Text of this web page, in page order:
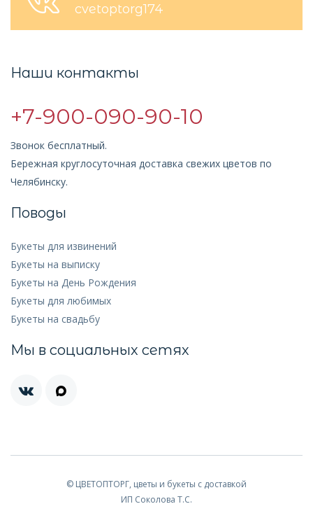
cvetoptorg174
Наши контакты
+7-900-090-90-10
Звонок бесплатный.
Бережная круглосуточная доставка свежих цветов по
Челябинску.
Поводы
Букеты для извинений
Букеты на выписку
Букеты на День Рождения
Букеты для любимых
Букеты на свадьбу
Мы в социальных сетях
© ЦВЕТОПТОРГ, цветы и букеты с доставкой
ИП Соколова Т.С.